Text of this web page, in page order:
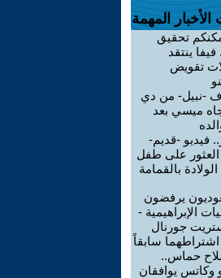
الأخبار المهمة
تحقيق
ينتقد
تقويض
-نبيل- من دي
ميسي بعد
فيديو -قديم-
على طفل
بالقمامة
يرفضون
الإبراهيمية -
جورنال
سابقاً
حماس..
وكاتس يوافقان